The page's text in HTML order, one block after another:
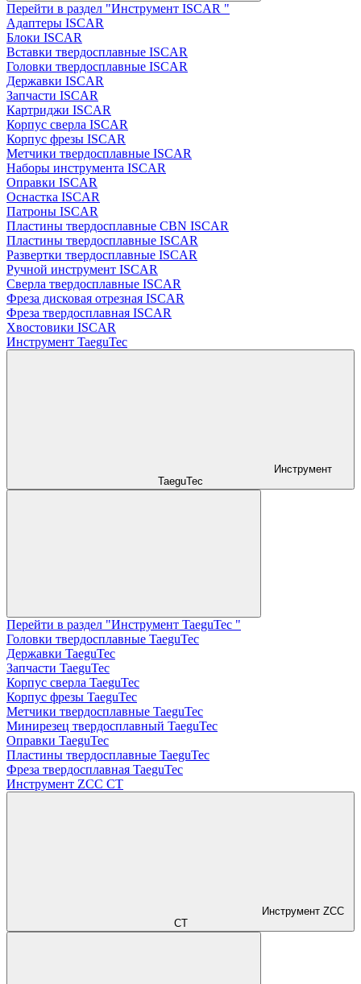
Перейти в раздел "Инструмент ISCAR "
Адаптеры ISCAR
Блоки ISCAR
Вставки твердосплавные ISCAR
Головки твердосплавные ISCAR
Державки ISCAR
Запчасти ISCAR
Картриджи ISCAR
Корпус сверла ISCAR
Корпус фрезы ISCAR
Метчики твердосплавные ISCAR
Наборы инструмента ISCAR
Оправки ISCAR
Оснастка ISCAR
Патроны ISCAR
Пластины твердосплавные CBN ISCAR
Пластины твердосплавные ISCAR
Развертки твердосплавные ISCAR
Ручной инструмент ISCAR
Сверла твердосплавные ISCAR
Фреза дисковая отрезная ISCAR
Фреза твердосплавная ISCAR
Хвостовики ISCAR
Инструмент TaeguTec
Инструмент
TaeguTec
Перейти в раздел "Инструмент TaeguTec "
Головки твердосплавные TaeguTec
Державки TaeguTec
Запчасти TaeguTec
Корпус сверла TaeguTec
Корпус фрезы TaeguTec
Метчики твердосплавные TaeguTec
Минирезец твердосплавный TaeguTec
Оправки TaeguTec
Пластины твердосплавные TaeguTec
Фреза твердосплавная TaeguTec
Инструмент ZCС CT
Инструмент ZCС
CT